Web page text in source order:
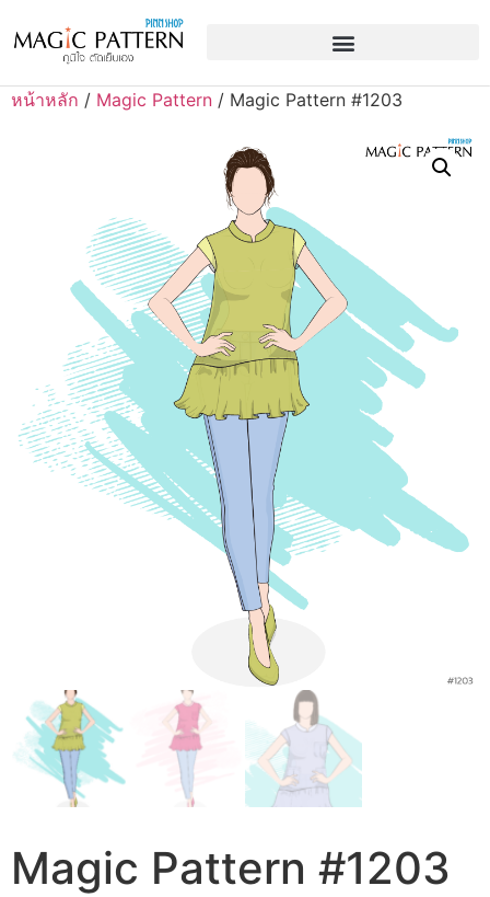
หน้าหลัก / Magic Pattern / Magic Pattern #1203
Magic Pattern #1203